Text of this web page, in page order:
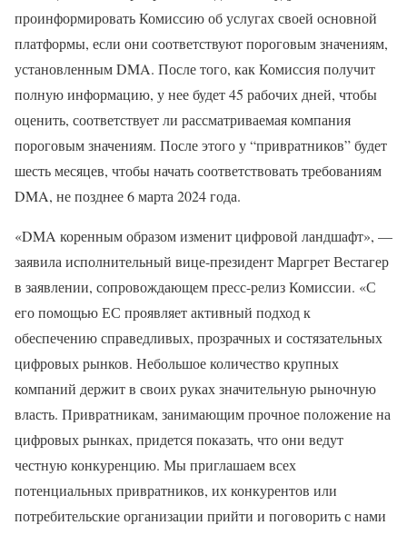
проинформировать Комиссию об услугах своей основной
платформы, если они соответствуют пороговым значениям,
установленным DMA. После того, как Комиссия получит
полную информацию, у нее будет 45 рабочих дней, чтобы
оценить, соответствует ли рассматриваемая компания
пороговым значениям. После этого у “привратников” будет
шесть месяцев, чтобы начать соответствовать требованиям
DMA, не позднее 6 марта 2024 года.
«DMA коренным образом изменит цифровой ландшафт», —
заявила исполнительный вице-президент Маргрет Вестагер
в заявлении, сопровождающем пресс-релиз Комиссии. «С
его помощью ЕС проявляет активный подход к
обеспечению справедливых, прозрачных и состязательных
цифровых рынков. Небольшое количество крупных
компаний держит в своих руках значительную рыночную
власть. Привратникам, занимающим прочное положение на
цифровых рынках, придется показать, что они ведут
честную конкуренцию. Мы приглашаем всех
потенциальных привратников, их конкурентов или
потребительские организации прийти и поговорить с нами